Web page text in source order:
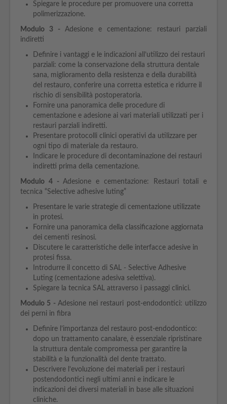
Spiegare le procedure per promuovere una corretta
polimerizzazione.
Modulo 3 - Adesione e cementazione: restauri parziali
indiretti
Definire i vantaggi e le indicazioni all’utilizzo dei restauri
parziali: come la conservazione della struttura dentale
sana, miglioramento della resistenza e della durabilità
del restauro, conferire una corretta estetica e ridurre il
rischio di sensibilità postoperatoria.
Fornire una panoramica delle procedure di
cementazione e adesione ai vari materiali utilizzati per i
restauri parziali indiretti.
Presentare protocolli clinici operativi da utilizzare per
ogni tipo di materiale da restauro.
Indicare le procedure di decontaminazione dei restauri
indiretti prima della cementazione.
Modulo 4 -Adesione e cementazione: Restauri totali e
tecnica “Selective adhesive luting”
Presentare le varie strategie di cementazione utilizzate
in protesi.
Fornire una panoramica della classificazione aggiornata
dei cementi resinosi.
Discutere le caratteristiche delle interfacce adesive in
protesi fissa.
Introdurre il concetto di SAL - Selective Adhesive
Luting (cementazione adesiva selettiva).
Spiegare la tecnica SAL attraverso i passaggi clinici.
Modulo 5 - Adesione nei restauri post-endodontici: utilizzo
dei perni in fibra
Definire l’importanza del restauro post-endodontico:
dopo un trattamento canalare, è essenziale ripristinare
la struttura dentale compromessa per garantire la
stabilità e la funzionalità del dente trattato.
Descrivere l’evoluzione dei materiali per i restauri
postendodontici negli ultimi anni e indicare le
indicazioni dei diversi materiali in base alle situazioni
cliniche.